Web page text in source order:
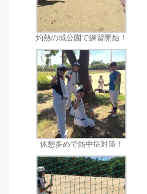
灼熱の城公園で練習開始！
休憩多めで熱中症対策！